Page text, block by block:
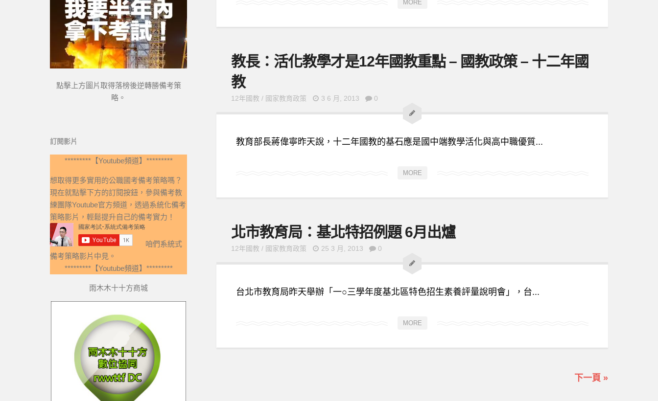
MORE
教長：活化教學才是12年國教重點 – 國教政策 – 十二年國
教
12年國教 / 國家教育政策 3 6 月, 2013 0
教育部長蔣偉寧昨天說，十二年國教的基石應是國中端教學活化與高中職優質...
MORE
北市教育局：基北特招例題 6月出爐
12年國教 / 國家教育政策 25 3 月, 2013 0
台北市教育局昨天舉辦「一○三學年度基北區特色招生素養評量說明會」，台...
MORE
下一頁 »
點擊上方圖片取得落榜後逆轉勝備考策
略。
訂閱影片
*********【Youtube頻道】*********
想取得更多實用的公職國考備考策略嗎？
現在就點擊下方的訂閱按鈕，參與備考教
練團隊Youtube官方頻道，透過系統化備考
策略影片，輕鬆提升自己的備考實力！
咱們系統式
備考策略影片中見。
*********【Youtube頻道】*********
雨木木十十方商城